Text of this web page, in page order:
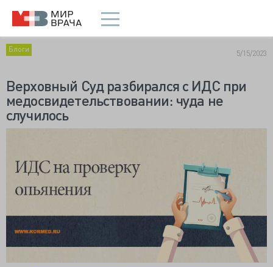
Блоги 5/15/2023
Верховный Суд разбирался с ИДС при
медосвидетельствовании: чуда не
случилось